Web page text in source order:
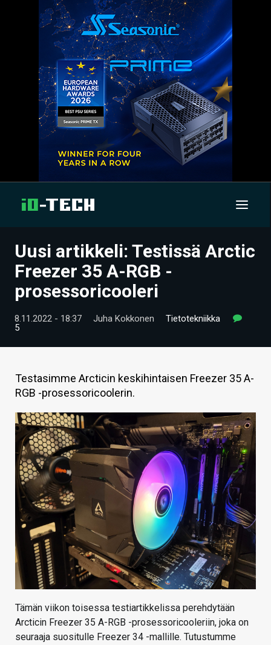
UUTISET
ARTIKKELIT
VIDEOT
HINTA.FI
KAUPPA
VAIHDA TEEMA
HAKU
Uusi artikkeli: Testissä Arctic
Freezer 35 A-RGB -
prosessoricooleri
8.11.2022 - 18:37 Juha Kokkonen
Tietotekniikka
5
Testasimme Arcticin keskihintaisen Freezer 35 A-
RGB -prosessoricoolerin.
Tämän viikon toisessa testiartikkelissa perehdytään
Arcticin Freezer 35 A-RGB -prosessoricooleriin, joka on
seuraaja suositulle Freezer 34 -mallille. Tutustumme